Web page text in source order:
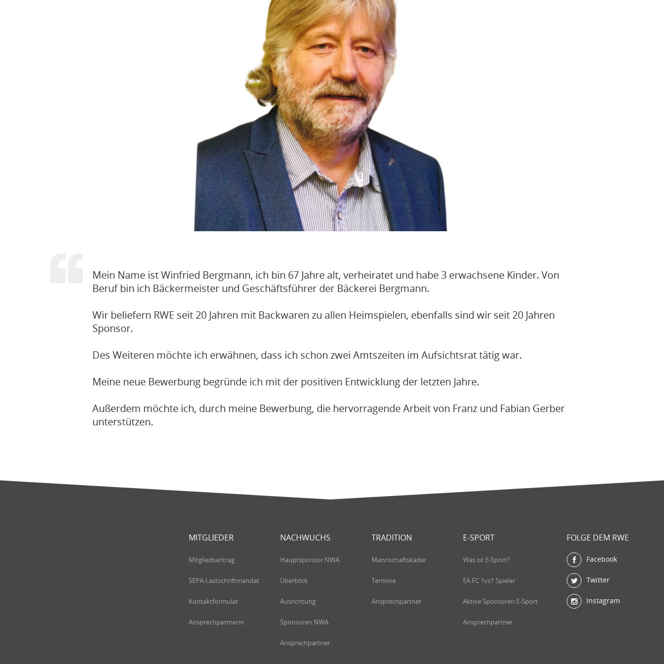
Mein Name ist Winfried Bergmann, ich bin 67 Jahre alt, verheiratet und habe 3 erwachsene Kinder. Von
Beruf bin ich Bäckermeister und Geschäftsführer der Bäckerei Bergmann.
Wir beliefern RWE seit 20 Jahren mit Backwaren zu allen Heimspielen, ebenfalls sind wir seit 20 Jahren
Sponsor.
Des Weiteren möchte ich erwähnen, dass ich schon zwei Amtszeiten im Aufsichtsrat tätig war.
Meine neue Bewerbung begründe ich mit der positiven Entwicklung der letzten Jahre.
Außerdem möchte ich, durch meine Bewerbung, die hervorragende Arbeit von Franz und Fabian Gerber
unterstützen.
MITGLIEDER
Mitgliedsantrag
SEPA-Lastschriftmandat
Kontaktformular
Ansprechpartnerin
NACHWUCHS
Hauptsponsor NWA
Überblick
Ausrichtung
Sponsoren NWA
Ansprechpartner
TRADITION
Mannschaftskader
Termine
Ansprechpartner
E-SPORT
Was ist E-Sport?
EA FC 1vs1 Spieler
Aktive Sponsoren E-Sport
Ansprechpartner
FOLGE DEM RWE
Facebook
Twitter
Instagram